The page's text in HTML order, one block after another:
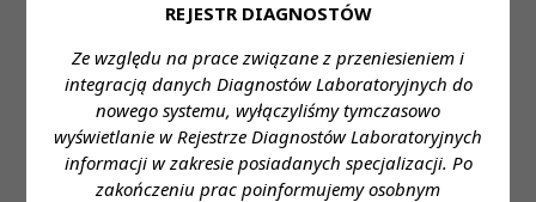
REJESTR DIAGNOSTÓW
Ze względu na prace związane z przeniesieniem i
integracją danych Diagnostów Laboratoryjnych do
nowego systemu, wyłączyliśmy tymczasowo
wyświetlanie w Rejestrze Diagnostów Laboratoryjnych
informacji w zakresie posiadanych specjalizacji. Po
zakończeniu prac poinformujemy osobnym
13 paź 2022
Jak realizowany będzie kurs/szkolenie?